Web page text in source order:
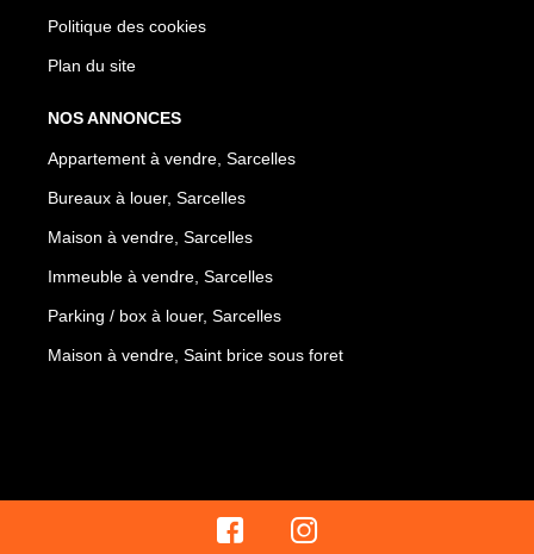
Politique des cookies
Plan du site
NOS ANNONCES
Appartement à vendre, Sarcelles
Bureaux à louer, Sarcelles
Maison à vendre, Sarcelles
Immeuble à vendre, Sarcelles
Parking / box à louer, Sarcelles
Maison à vendre, Saint brice sous foret